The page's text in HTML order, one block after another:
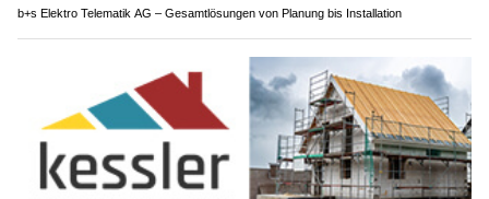
b+s Elektro Telematik AG – Gesamtlösungen von Planung bis Installation